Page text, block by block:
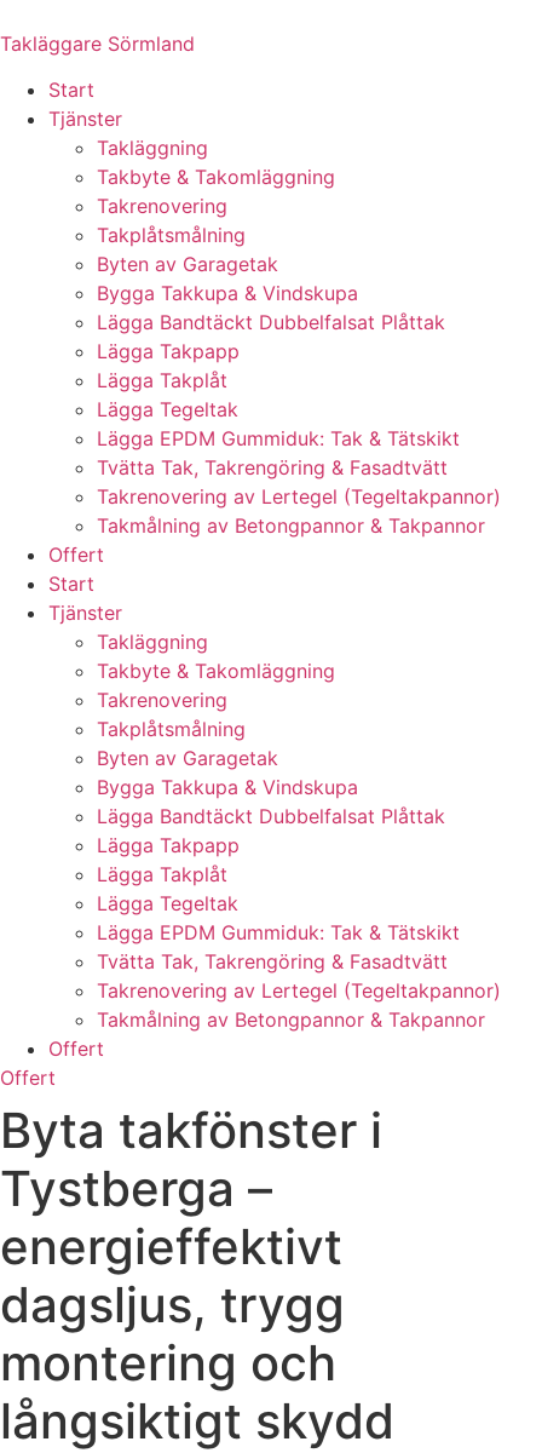
to
Takläggare Sörmland
Start
Tjänster
Takläggning
Takbyte & Takomläggning
Takrenovering
Takplåtsmålning
Byten av Garagetak
Bygga Takkupa & Vindskupa
Lägga Bandtäckt Dubbelfalsat Plåttak
Lägga Takpapp
Lägga Takplåt
Lägga Tegeltak
Lägga EPDM Gummiduk: Tak & Tätskikt
Tvätta Tak, Takrengöring & Fasadtvätt
Takrenovering av Lertegel (Tegeltakpannor)
Takmålning av Betongpannor & Takpannor
Offert
Start
Tjänster
Takläggning
Takbyte & Takomläggning
Takrenovering
Takplåtsmålning
Byten av Garagetak
Bygga Takkupa & Vindskupa
Lägga Bandtäckt Dubbelfalsat Plåttak
Lägga Takpapp
Lägga Takplåt
Lägga Tegeltak
Lägga EPDM Gummiduk: Tak & Tätskikt
Tvätta Tak, Takrengöring & Fasadtvätt
Takrenovering av Lertegel (Tegeltakpannor)
Takmålning av Betongpannor & Takpannor
Offert
Offert
Byta takfönster i
Tystberga –
energieffektivt
dagsljus, trygg
montering och
långsiktigt skydd